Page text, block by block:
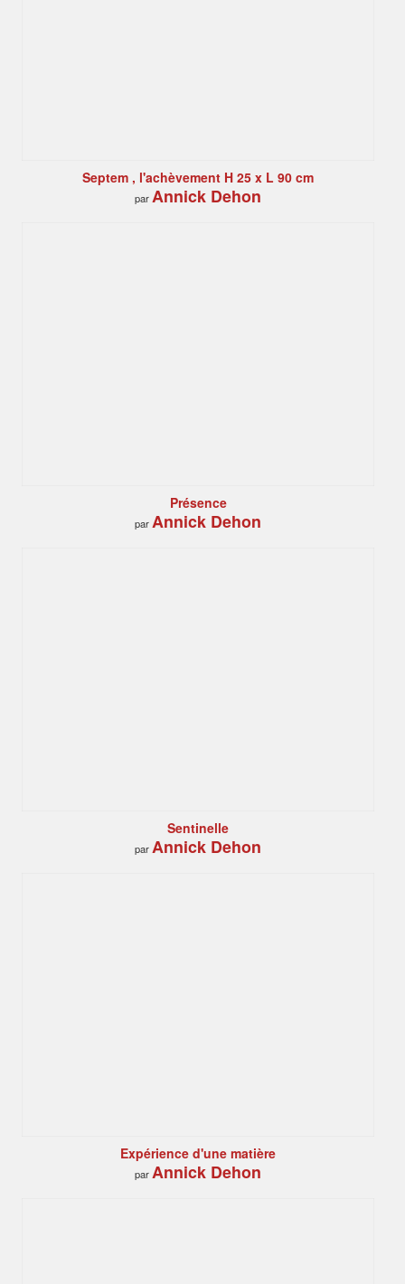
Septem , l'achèvement H 25 x L 90 cm
parAnnick Dehon
Présence
parAnnick Dehon
Sentinelle
parAnnick Dehon
Expérience d'une matière
parAnnick Dehon